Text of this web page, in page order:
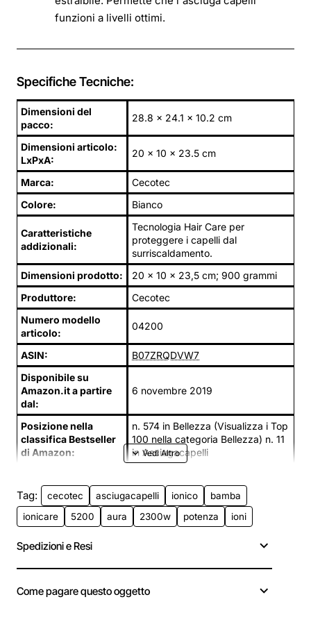
funzioni a livelli ottimi.
Specifiche Tecniche:
Dimensioni del
pacco:
28.8 x 24.1 x 10.2 cm
Dimensioni articolo:
LxPxA:
20 x 10 x 23.5 cm
Marca:
Cecotec
Colore:
Bianco
Caratteristiche
addizionali:
Tecnologia Hair Care per
proteggere i capelli dal
surriscaldamento.
Dimensioni prodotto:
20 x 10 x 23,5 cm; 900 grammi
Produttore:
Cecotec
Numero modello
articolo:
04200
ASIN:
B07ZRQDVW7
Disponibile su
Amazon.it a partire
dal:
6 novembre 2019
Posizione nella
classifica Bestseller
di Amazon:
n. 574 in Bellezza (Visualizza i Top
100 nella categoria Bellezza) n. 11
in Asciugacapelli
Tag: cecotec asciugacapelli ionico
bamba
ionicare
5200 aura 2300w potenza ioni
Spedizioni e Resi
Come pagare questo oggetto